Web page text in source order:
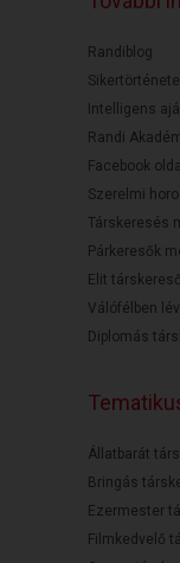
Randiblog
Intelligens
Randi
Facebook
Szerelmi
Társkeresés
Párkeresők
Elit társkereső
Válófélben
Diplomás
Állatbarát
Bringás
Ezermester
Filmkedvelő